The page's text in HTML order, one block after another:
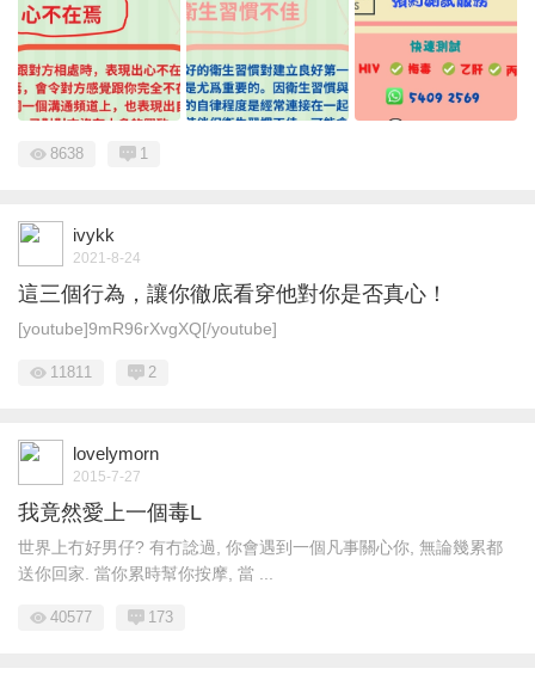
8638 1
ivykk
2021-8-24
這三個行為，讓你徹底看穿他對你是否真心！
[youtube]9mR96rXvgXQ[/youtube]
11811 2
lovelymorn
2015-7-27
我竟然愛上一個毒L
世界上冇好男仔? 有冇諗過, 你會遇到一個凡事關心你, 無論幾累都
送你回家. 當你累時幫你按摩, 當 ...
40577 173